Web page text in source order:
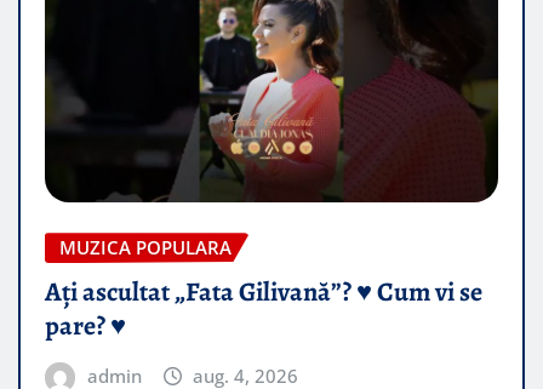
MUZICA POPULARA
Ați ascultat „Fata Gilivană”? ♥️ Cum vi se
pare? ♥️
admin aug. 4, 2026